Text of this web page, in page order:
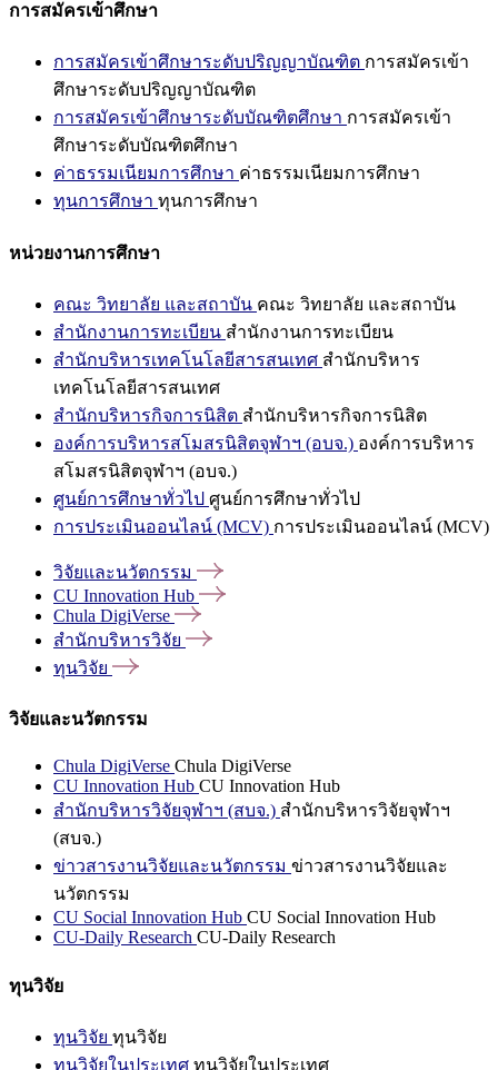
การสมัครเข้าศึกษา
การสมัครเข้าศึกษาระดับปริญญาบัณฑิต การสมัครเข้า
ศึกษาระดับปริญญาบัณฑิต
การสมัครเข้าศึกษาระดับบัณฑิตศึกษา การสมัครเข้า
ศึกษาระดับบัณฑิตศึกษา
ค่าธรรมเนียมการศึกษา ค่าธรรมเนียมการศึกษา
ทุนการศึกษา ทุนการศึกษา
หน่วยงานการศึกษา
คณะ วิทยาลัย และสถาบัน คณะ วิทยาลัย และสถาบัน
สำนักงานการทะเบียน สำนักงานการทะเบียน
สำนักบริหารเทคโนโลยีสารสนเทศ สำนักบริหาร
เทคโนโลยีสารสนเทศ
สำนักบริหารกิจการนิสิต สำนักบริหารกิจการนิสิต
องค์การบริหารสโมสรนิสิตจุฬาฯ (อบจ.) องค์การบริหาร
สโมสรนิสิตจุฬาฯ (อบจ.)
ศูนย์การศึกษาทั่วไป ศูนย์การศึกษาทั่วไป
การประเมินออนไลน์ (MCV) การประเมินออนไลน์ (MCV)
วิจัยและนวัตกรรม
CU Innovation Hub
Chula DigiVerse
สำนักบริหารวิจัย
ทุนวิจัย
วิจัยและนวัตกรรม
Chula DigiVerse Chula DigiVerse
CU Innovation Hub CU Innovation Hub
สำนักบริหารวิจัยจุฬาฯ (สบจ.) สำนักบริหารวิจัยจุฬาฯ
(สบจ.)
ข่าวสารงานวิจัยและนวัตกรรม ข่าวสารงานวิจัยและ
นวัตกรรม
CU Social Innovation Hub CU Social Innovation Hub
CU-Daily Research CU-Daily Research
ทุนวิจัย
ทุนวิจัย ทุนวิจัย
ทุนวิจัยในประเทศ ทุนวิจัยในประเทศ